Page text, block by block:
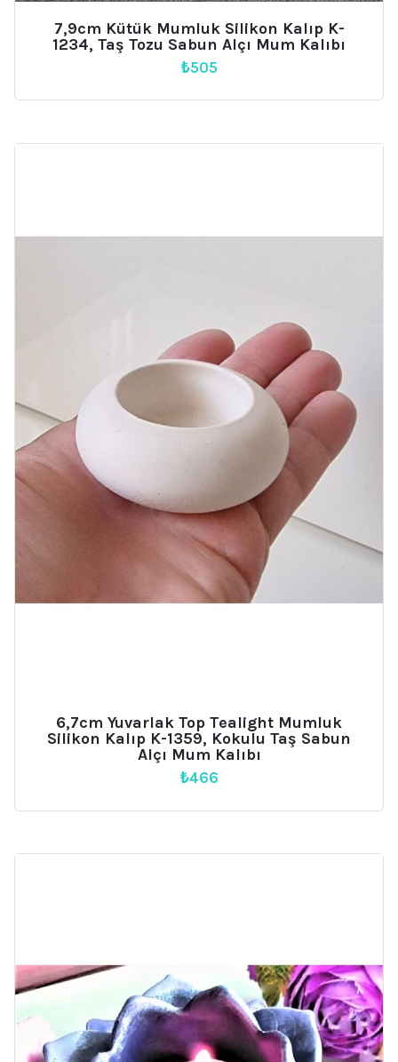
7,9cm Kütük Mumluk Silikon Kalıp K-
1234, Taş Tozu Sabun Alçı Mum Kalıbı
₺505
6,7cm Yuvarlak Top Tealight Mumluk
Silikon Kalıp K-1359, Kokulu Taş Sabun
Alçı Mum Kalıbı
₺466